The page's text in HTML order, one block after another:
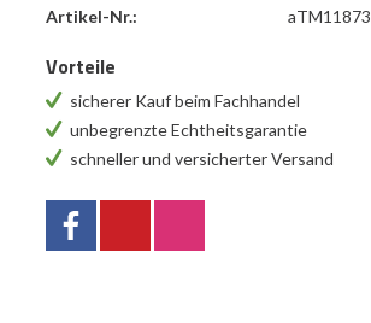
Artikel-Nr.: aTM11873
Vorteile
sicherer Kauf beim Fachhandel
unbegrenzte Echtheitsgarantie
schneller und versicherter Versand